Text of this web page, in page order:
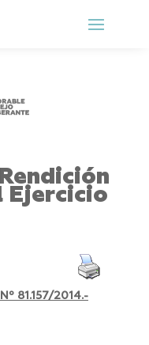
Ejercicio
81.157/2014.-